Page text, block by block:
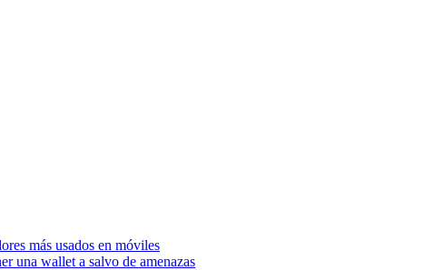
más usados en móviles
una wallet a salvo de amenazas